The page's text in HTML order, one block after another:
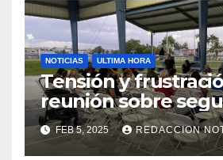
NOTICIAS ULTIMA HORA
Tensión y
reunión sobre
Reparto
FEB 5, 2025 REDACCION